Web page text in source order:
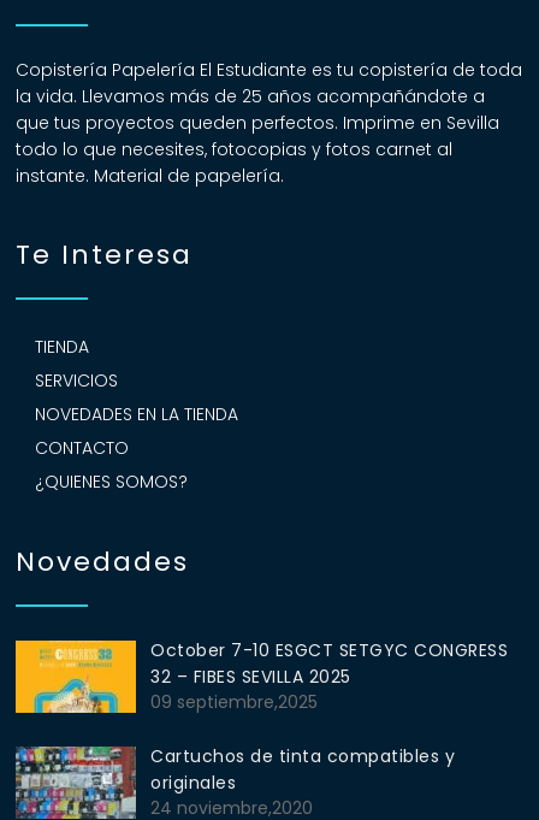
Copistería Papelería El Estudiante es tu copistería de toda
la vida. Llevamos más de 25 años acompañándote a
que tus proyectos queden perfectos. Imprime en Sevilla
todo lo que necesites, fotocopias y fotos carnet al
instante. Material de papelería.
Te Interesa
TIENDA
SERVICIOS
NOVEDADES EN LA TIENDA
CONTACTO
¿QUIENES SOMOS?
Novedades
October 7-10 ESGCT SETGYC CONGRESS
32 – FIBES SEVILLA 2025
09 septiembre,2025
Cartuchos de tinta compatibles y
originales
24 noviembre,2020